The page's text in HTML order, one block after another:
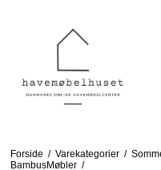
Forside / Varekategorier /
BambusMøbler /